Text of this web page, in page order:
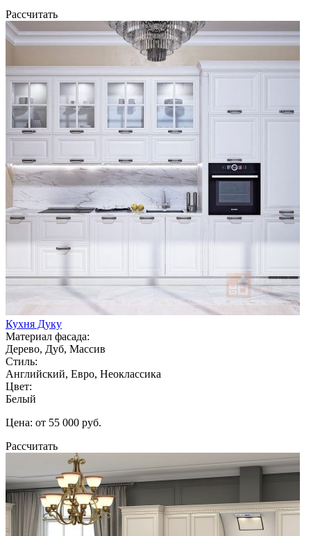
Рассчитать
Кухня Дуку
Материал фасада:
Дерево, Дуб, Массив
Стиль:
Английский, Евро, Неоклассика
Цвет:
Белый
Цена: от 55 000 руб.
Рассчитать